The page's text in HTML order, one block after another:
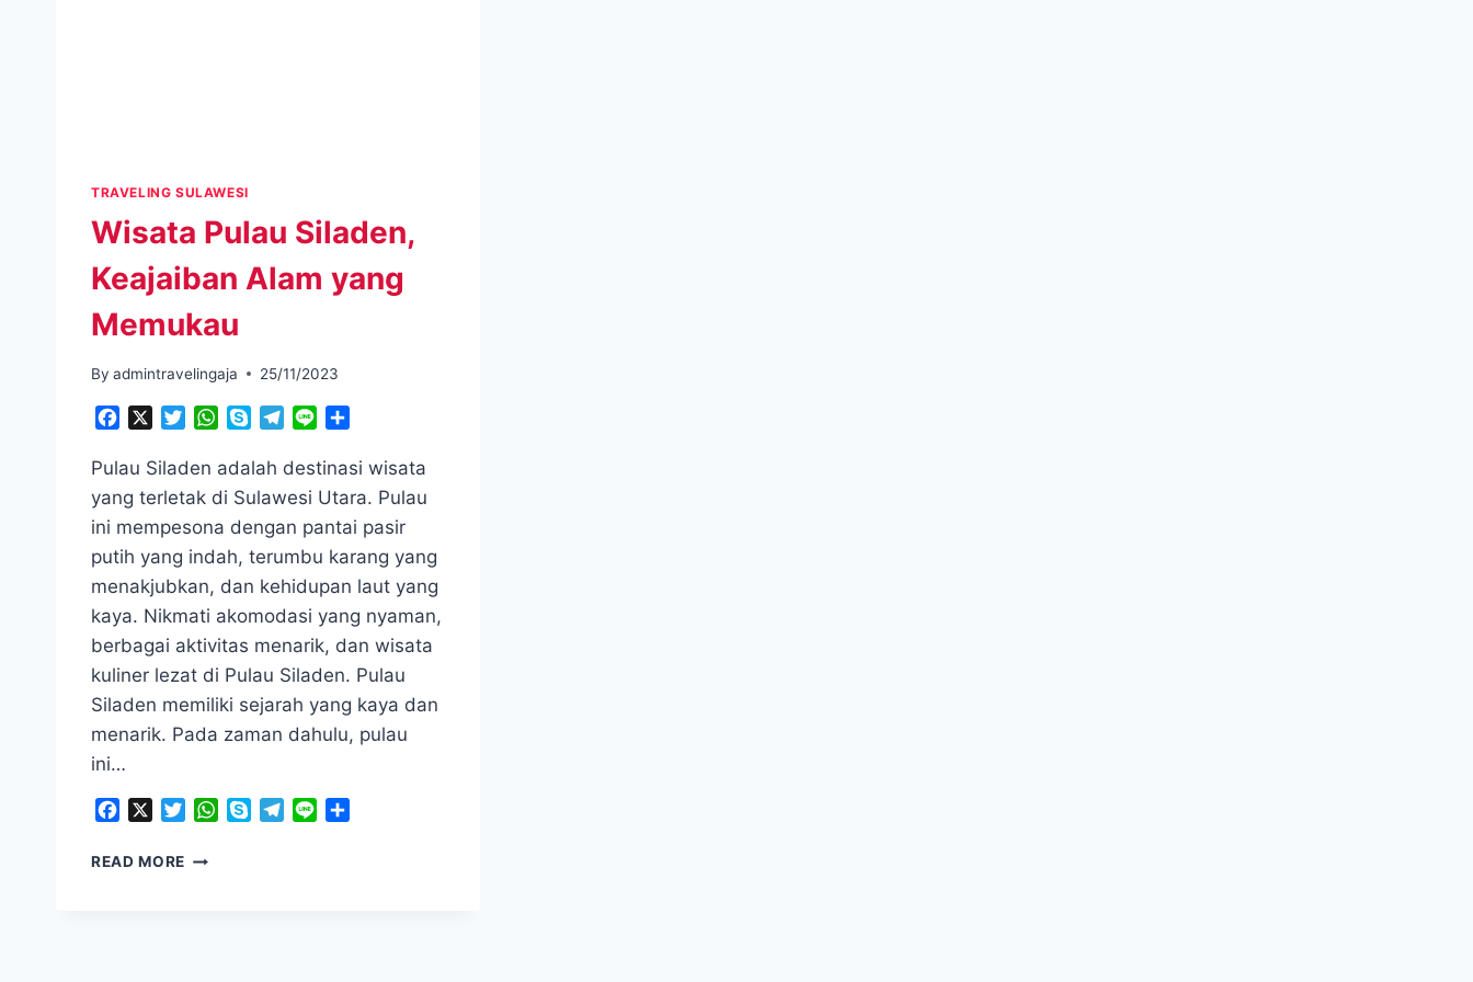
TRAVELING SULAWESI
Wisata Pulau Siladen,
Keajaiban Alam yang
Memukau
By admintravelingaja 25/11/2023
FacebookTwitterWhatsApp
SkypeTelegram
Line
Pulau Siladen adalah destinasi wisata
yang terletak di Sulawesi Utara. Pulau
ini mempesona dengan pantai pasir
putih yang indah, terumbu karang yang
menakjubkan, dan kehidupan laut yang
kaya. Nikmati akomodasi yang nyaman,
berbagai aktivitas menarik, dan wisata
kuliner lezat di Pulau Siladen. Pulau
Siladen memiliki sejarah yang kaya dan
menarik. Pada zaman dahulu, pulau
ini…
FacebookTwitterWhatsApp
SkypeTelegram
Line
READ MORE WISATA